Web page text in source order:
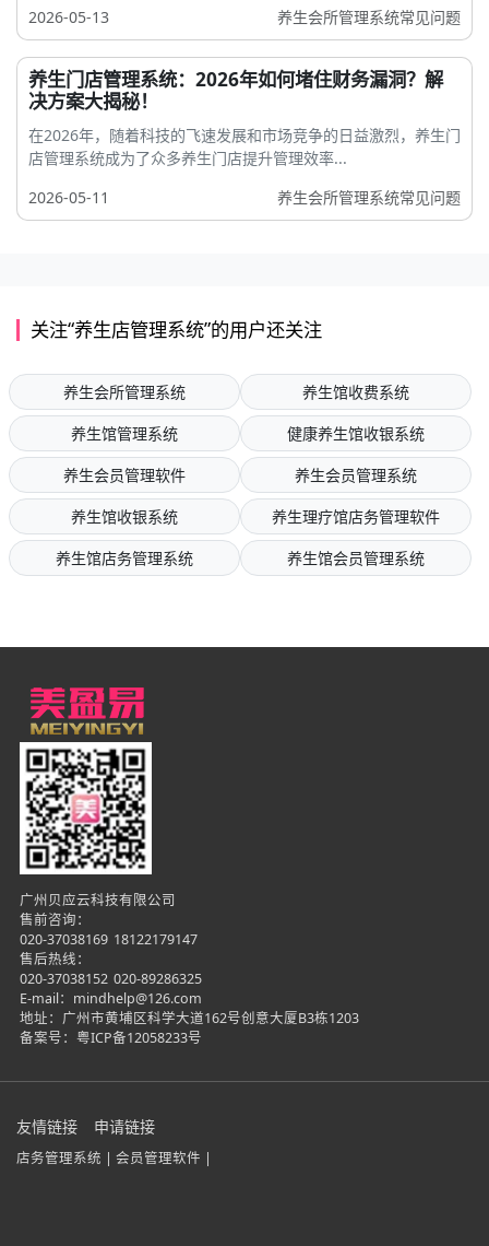
2026-05-13
养生会所管理系统常见问题
养生门店管理系统：2026年如何堵住财务漏洞？解
决方案大揭秘！
在2026年，随着科技的飞速发展和市场竞争的日益激烈，养生门
店管理系统成为了众多养生门店提升管理效率...
2026-05-11
养生会所管理系统常见问题
关注“养生店管理系统”的用户还关注
养生会所管理系统
养生馆收费系统
养生馆管理系统
健康养生馆收银系统
养生会员管理软件
养生会员管理系统
养生馆收银系统
养生理疗馆店务管理软件
养生馆店务管理系统
养生馆会员管理系统
广州贝应云科技有限公司
售前咨询：
020-37038169 18122179147
售后热线：
020-37038152 020-89286325
E-mail：mindhelp@126.com
地址：广州市黄埔区科学大道162号创意大厦B3栋1203
备案号： 粤ICP备12058233号
友情链接 申请链接
店务管理系统 | 会员管理软件 |